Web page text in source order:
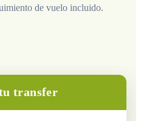
de vuelo incluido.
transfer